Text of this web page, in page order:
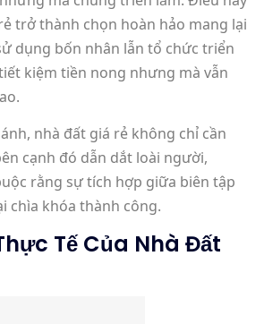
trở thành chọn hoàn hảo mang lại
dụng bốn nhân lẫn tổ chức triển
kiệm tiền nong nhưng mà vẫn
nhà đất giá rẻ không chỉ cần
cạnh đó dẫn dắt loài người,
rằng sự tích hợp giữa biên tập
chìa khóa thành công.
Tế Của Nhà Đất